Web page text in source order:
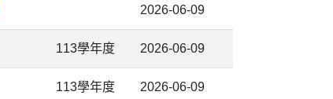
2026-06-09
113學年度 2026-06-09
113學年度 2026-06-09